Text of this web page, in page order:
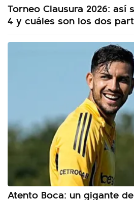
Torneo Clausura 2026: así
4 y cuáles son los dos
Atento Boca: un gigante